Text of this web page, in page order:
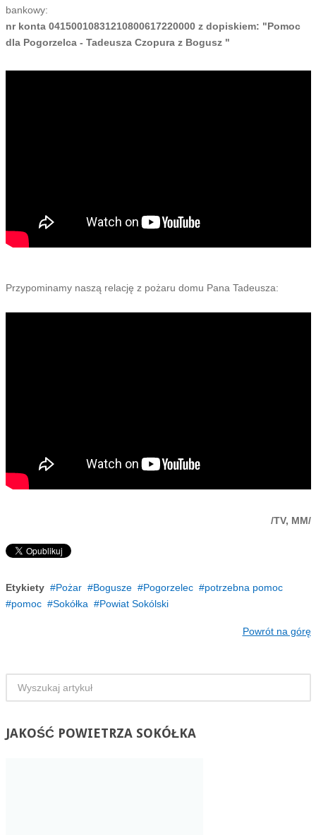
bankowy:
nr konta 04150010831210800617220000 z dopiskiem: "Pomoc
dla Pogorzelca - Tadeusza Czopura z Bogusz "
Przypominamy naszą relację z pożaru domu Pana Tadeusza:
/TV, MM/
Etykiety Pożar Bogusze Pogorzelec
potrzebna pomoc
pomoc
Sokółka Powiat Sokólski
Powrót na górę
JAKOŚĆPOWIETRZA SOKÓŁKA